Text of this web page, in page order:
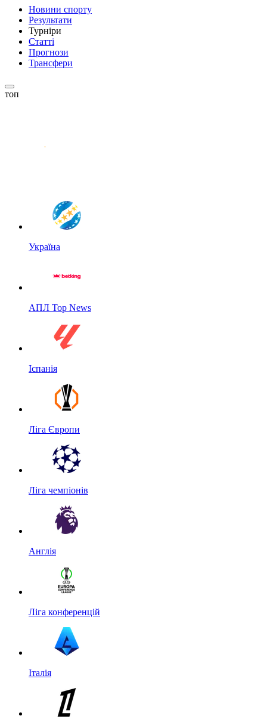
Новини спорту
Результати
Турніри
Статті
Прогнози
Трансфери
топ
Україна
АПЛ Top News
Іспанія
Ліга Європи
Ліга чемпіонів
Англія
Ліга конференцій
Італія